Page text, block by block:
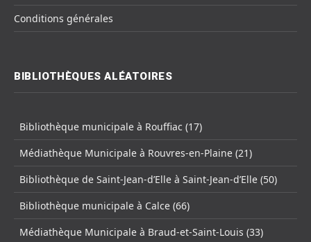
Conditions générales
BIBLIOTHÈQUES ALÉATOIRES
Bibliothèque municipale à Rouffiac (17)
Médiathèque Municipale à Rouvres-en-Plaine (21)
Bibliothèque de Saint-Jean-d’Elle à Saint-Jean-d’Elle (50)
Bibliothèque municipale à Calce (66)
Médiathèque Municipale à Braud-et-Saint-Louis (33)